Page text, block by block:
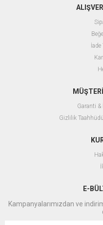
İade
Garanti &
Gizlilik
E-
Kampanyalarımızdan ve